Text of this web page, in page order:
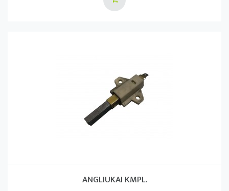
ANGLIUKAI KMPL.